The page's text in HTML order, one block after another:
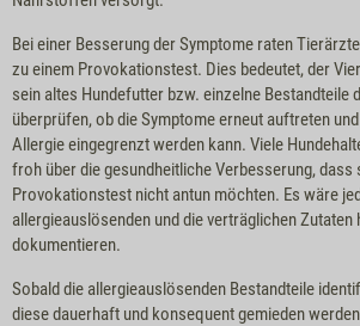
Bei einer Besserung der Symptome raten
zu einem Provokationstest. Dies bedeutet, der
sein altes Hundefutter bzw. einzelne Bestandteile
überprüfen, ob die Symptome erneut auftreten
Allergie eingegrenzt werden kann. Viele
froh über die gesundheitliche Verbesserung, dass
Provokationstest nicht antun möchten. Es wäre
allergieauslösenden und die verträglichen Zutaten
dokumentieren.
Sobald die allergieauslösenden Bestandteile
diese dauerhaft und konsequent gemieden